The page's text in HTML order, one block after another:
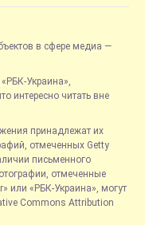
в сфере медиа —
Украина»,
интересно читать вне
принадлежат их
отмеченных Getty
письменного
отмеченные
или «РБК-Украина», могут
Commons Attribution